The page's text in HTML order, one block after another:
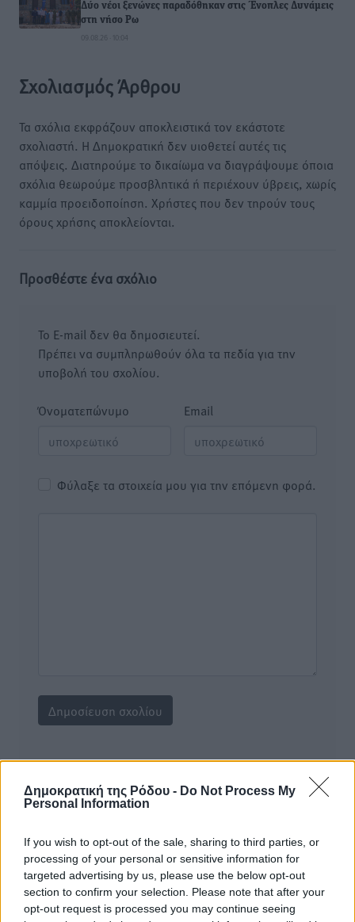
Δημοκρατική της Ρόδου - Do Not Process My
Personal Information
If you wish to opt-out of the sale, sharing to third parties, or
processing of your personal or sensitive information for
targeted advertising by us, please use the below opt-out
section to confirm your selection. Please note that after your
opt-out request is processed you may continue seeing
Δύο νέοι ξενώνες παραδόθηκαν στις Ένοπλες Δυνάμεις
στη νήσο Ρω
09.08.26 · 10:04
Σχολιασμός Άρθρου
Τα σχόλια εκφράζουν αποκλειστικά τον εκάστοτε
σχολιαστή. Η Δημοκρατική δεν υιοθετεί αυτές τις
απόψεις. Διατηρούμε το δικαίωμα να διαγράψουμε όποια
σχόλια θεωρούμε προσβλητικά ή περιέχουν ύβρεις, χωρίς
καμμία προειδοποίηση. Χρήστες που δεν τηρούν τους
όρους χρήσης αποκλείονται.
Προσθέστε ένα σχόλιο
Το E-mail δεν θα δημοσιευτεί.
Πρέπει να συμπληρωθούν όλα τα πεδία για την
υποβολή του σχολίου.
Όνοματεπώνυμο Email
Φύλαξε τα στοιχεία μου για την επόμενη φορά.
Για την μερική αναπαραγωγή της είδησης από άλλες
παρεχόμενου συνδέσμου παραπομπής προς το άρθρο
της Δημοκρατικής.